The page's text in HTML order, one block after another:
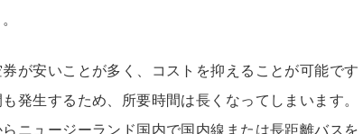
が安いことが多く、コストを抑えることが可能です
発生するため、所要時間は長くなってしまいます。
ニュージーランド国内で国内線または長距離バスを